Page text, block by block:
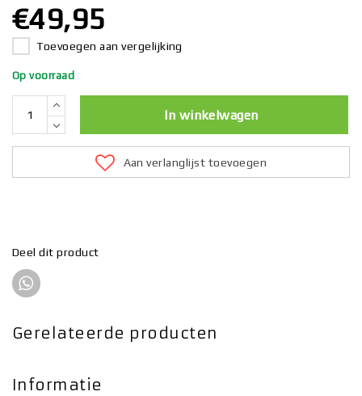
€49,95
Toevoegen aan vergelijking
Op voorraad
In winkelwagen
Aan verlanglijst toevoegen
Deel dit product
Gerelateerde producten
Informatie